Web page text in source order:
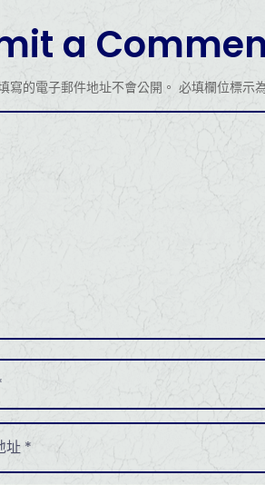
a
寫的電子郵件地址不會公開。 必填欄位標示